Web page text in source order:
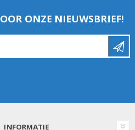
ONZE NIEUWSBRIEF!
INFORMATIE